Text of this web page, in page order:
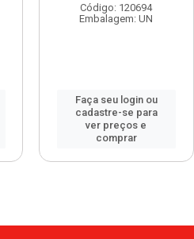
Código: 120694
Embalagem: UN
Faça seu login ou
cadastre-se para
ver preços e
comprar